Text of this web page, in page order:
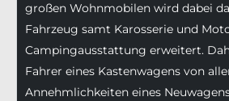
großen Wohnmobilen wird dabei
Fahrzeug samt Karosserie und
Campingausstattung erweitert.
Fahrer eines Kastenwagens von
Annehmlichkeiten eines